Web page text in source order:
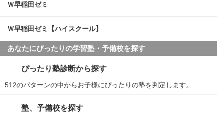
Ｗ早稲田ゼミ
Ｗ早稲田ゼミ【ハイスクール】
あなたにぴったりの学習塾・予備校を探す
ぴったり塾診断から探す
512のパターンの中からお子様にぴったりの塾を判定します。
塾、予備校を探す